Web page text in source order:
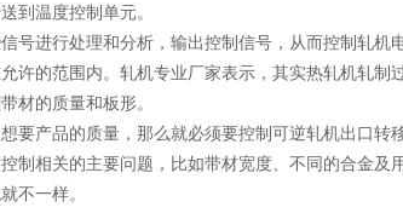
到温度控制单元。
号进行处理和分析，输出控制信号，从而控制轧机
许的范围内。轧机专业厂家表示，其实热轧机轧制
材的质量和板形。
要产品的质量，那么就必须要控制可逆轧机出口转
制相关的主要问题，比如带材宽度、不同的合金及
不一样。